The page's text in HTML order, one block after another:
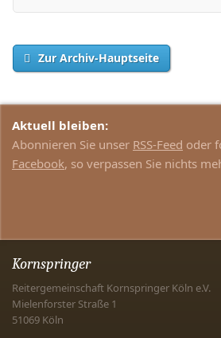
Zur Archiv-Hauptseite
Aktuell bleiben:
Abonnieren Sie unser RSS-Feed oder
Facebook, so verpassen Sie nichts
Kornspringer
Reitergemeinschaft Kornspringer Köln e.V.
Mielenforster Straße 1
51069 Köln